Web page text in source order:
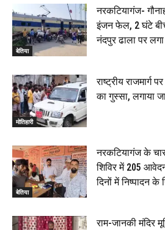
बेतिया
नरकटियागंज-
इंजन फेल, 2 घंटे
नंदपुर ढाला पर
मोतिहारी
राष्ट्रीय राजमार्ग
का गुस्सा, लगाया
बेतिया
नरकटियागंज के
शिविर में 205
दिनों में निष्पादन के
राम-जानकी मंदिर